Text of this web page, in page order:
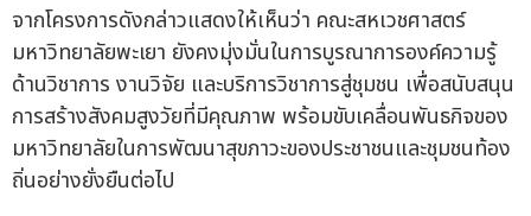
จากโครงการดังกล่าวแสดงให้เห็นว่า คณะสหเวชศาสตร์
มหาวิทยาลัยพะเยา ยังคงมุ่งมั่นในการบูรณาการองค์ความรู้
ด้านวิชาการ งานวิจัย และบริการวิชาการสู่ชุมชน เพื่อสนับสนุน
การสร้างสังคมสูงวัยที่มีคุณภาพ พร้อมขับเคลื่อนพันธกิจของ
มหาวิทยาลัยในการพัฒนาสุขภาวะของประชาชนและชุมชนท้อง
ถิ่นอย่างยั่งยืนต่อไป